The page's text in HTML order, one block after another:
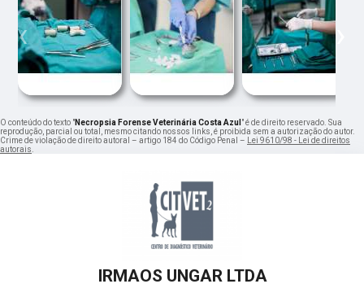
‹ ›
O conteúdo do texto "Necropsia Forense Veterinária Costa Azul " é de direito reservado. Sua
reprodução, parcial ou total, mesmo citando nossos links, é proibida sem a autorização do autor.
Crime de violação de direito autoral – artigo 184 do Código Penal – Lei 9610/98 - Lei de direitos
autorais.
IRMAOS UNGAR LTDA